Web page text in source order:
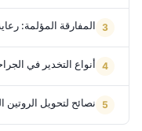
المفارقة المؤلمة:
أنواع التخدير في
نصائح لتحويل الروتين